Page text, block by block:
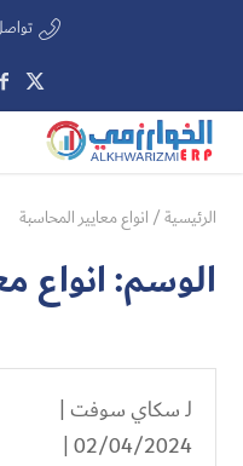
تواصل
الرئيسية/ انواع معايير المحاسبة
الوسم:انواع
لـسكاي سوفت |
02/04/2024 |